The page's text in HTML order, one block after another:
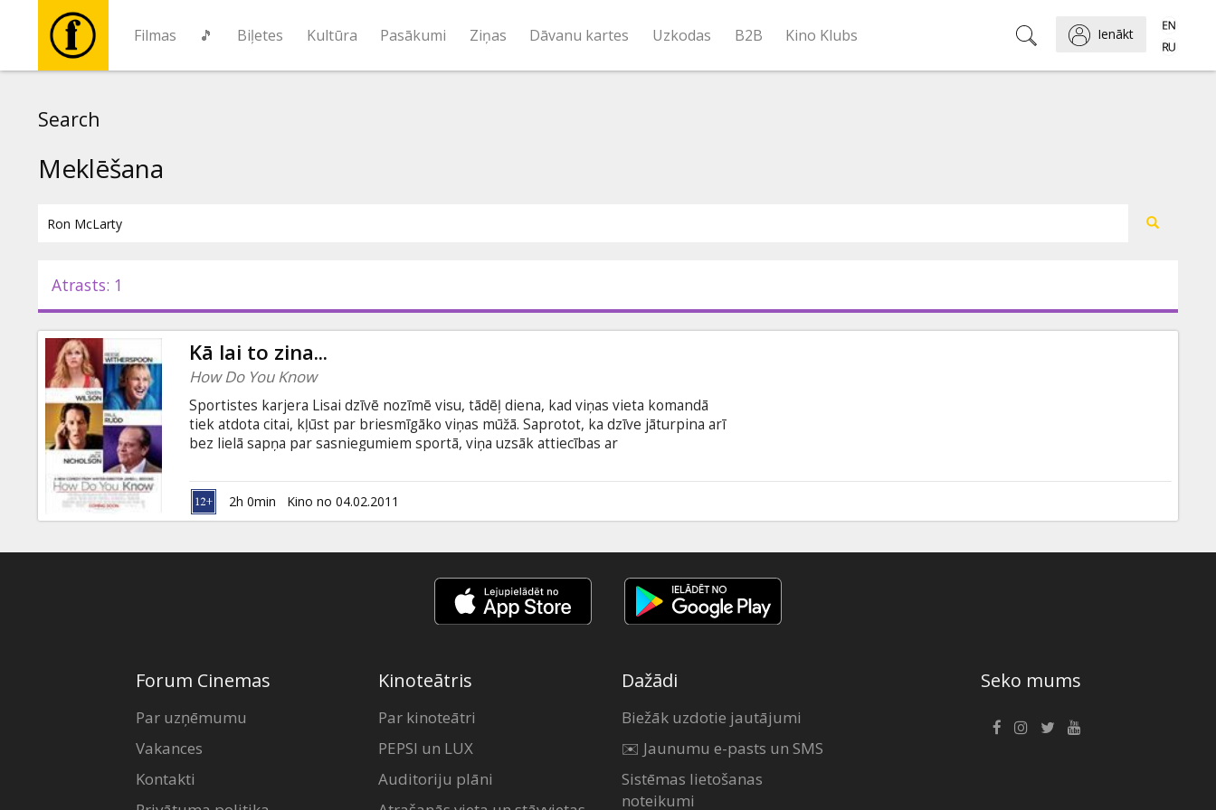
Filmas 🎵 Biļetes Kultūra Pasākumi Ziņas Dāvanu kartes Uzkodas B2B Kino Klubs Ienākt
Pasākumi
Ziņas
Dāvanu
kartes
Uzkodas
B2B
Search
Meklēšana
Atrasts: 1
Kā lai to zina...
How Do You Know
Sportistes karjera Lisai dzīvē nozīmē visu, tādēļ diena, kad viņas vieta komandā
tiek atdota citai, kļūst par briesmīgāko viņas mūžā. Saprotot, ka dzīve jāturpina arī
bez lielā sapņa par sasniegumiem sportā, viņa uzsāk attiecības ar
kad Lisa satiek Džordžu, biznesmeni, kurš tikko atlaists no darba. Vēl ļaunāk - viņa
paša tēvs (Džeks Nikolsons), grasās viņu ietupināt cietumā par gēkiem, ko
sastrādājis pats. Attiecības ar dzīves lutekli vai neveiksminieku? Lisas izvēle nav
2h 0min Kino no 04.02.2011
Forum Cinemas
Par uzņēmumu
Vakances
Kontakti
Kinoteātris
Par kinoteātri
PEPSI un LUX
Auditoriju plāni
Dažādi
Biežāk uzdotie jautājumi
✉️ Jaunumu e-pasts un SMS
Sistēmas lietošanas
noteikumi
Seko mums